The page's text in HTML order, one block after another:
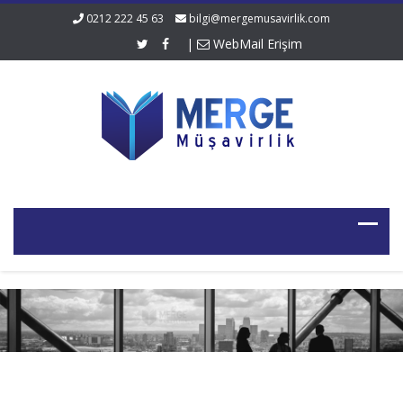
0212 222 45 63 bilgi@mergemusavirlik.com
| WebMail Erişim